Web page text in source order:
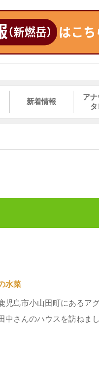
新着情報
ア
タ
水菜
児島市小山田町にあるア
中さんのハウスを訪ねま